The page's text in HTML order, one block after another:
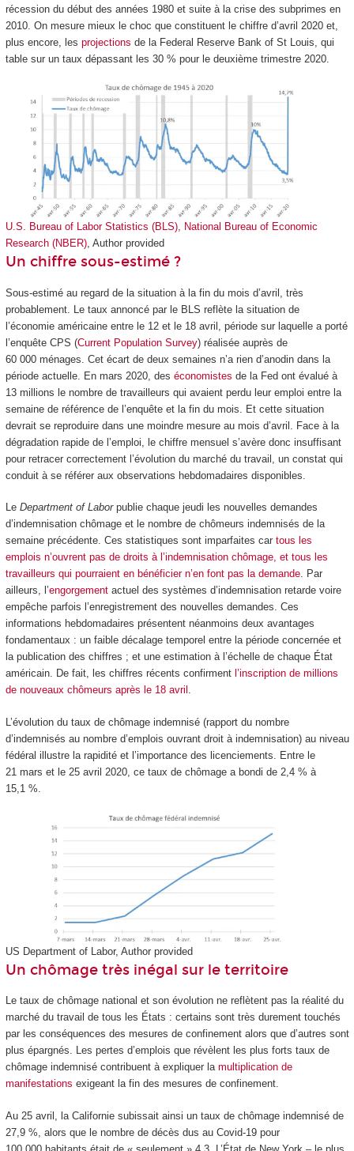
récession du début des années 1980 et suite à la crise des subprimes en
2010. On mesure mieux le choc que constituent le chiffre d’avril 2020 et,
plus encore, les projections de la Federal Reserve Bank of St Louis, qui
table sur un taux dépassant les 30 % pour le deuxième trimestre 2020.
U.S. Bureau of Labor Statistics (BLS), National Bureau of Economic
Research (NBER), Author provided
Un chiffre sous-estimé ?
Sous-estimé au regard de la situation à la fin du mois d’avril, très
probablement. Le taux annoncé par le BLS reflète la situation de
l’économie américaine entre le 12 et le 18 avril, période sur laquelle a porté
l’enquête CPS (Current Population Survey) réalisée auprès de
60 000 ménages. Cet écart de deux semaines n’a rien d’anodin dans la
période actuelle. En mars 2020, des économistes de la Fed ont évalué à
13 millions le nombre de travailleurs qui avaient perdu leur emploi entre la
semaine de référence de l’enquête et la fin du mois. Et cette situation
devrait se reproduire dans une moindre mesure au mois d’avril. Face à la
dégradation rapide de l’emploi, le chiffre mensuel s’avère donc insuffisant
pour retracer correctement l’évolution du marché du travail, un constat qui
conduit à se référer aux observations hebdomadaires disponibles.
Le Department of Laborpublie chaque jeudi les nouvelles demandes
d’indemnisation chômage et le nombre de chômeurs indemnisés de la
semaine précédente. Ces statistiques sont imparfaites car tous les
emplois n’ouvrent pas de droits à l’indemnisation chômage, et tous les
travailleurs qui pourraient en bénéficier n’en font pas la demande. Par
ailleurs, l’engorgementactuel des systèmes d’indemnisation retarde voire
empêche parfois l’enregistrement des nouvelles demandes. Ces
informations hebdomadaires présentent néanmoins deux avantages
fondamentaux : un faible décalage temporel entre la période concernée et
la publication des chiffres ; et une estimation à l’échelle de chaque État
américain. De fait, les chiffres récents confirment l’inscription de millions
de nouveaux chômeurs après le 18 avril .
L’évolution du taux de chômage indemnisé (rapport du nombre
d’indemnisés au nombre d’emplois ouvrant droit à indemnisation) au niveau
fédéral illustre la rapidité et l’importance des licenciements. Entre le
21 mars et le 25 avril 2020, ce taux de chômage a bondi de 2,4 % à
15,1 %.
US Department of Labor, Author provided
Un chômage très inégal sur le territoire
Le taux de chômage national et son évolution ne reflètent pas la réalité du
marché du travail de tous les États : certains sont très durement touchés
par les conséquences des mesures de confinement alors que d’autres sont
plus épargnés. Les pertes d’emplois que révèlent les plus forts taux de
chômage indemnisé contribuent à expliquer la multiplication de
manifestations exigeant la fin des mesures de confinement.
Au 25 avril, la Californie subissait ainsi un taux de chômage indemnisé de
27,9 %, alors que le nombre de décès dus au Covid-19 pour